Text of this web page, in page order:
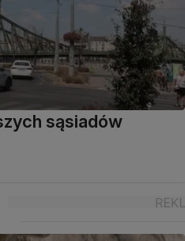
sąsiadów